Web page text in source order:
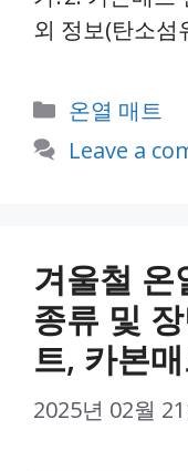
외 정보(탄소섬
Categories
온열 매트
Leave a
겨울철 온
종류 및
트, 카본
2025년 02월